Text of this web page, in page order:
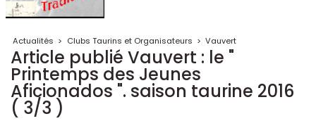
Actualités > Clubs Taurins et Organisateurs > Vauvert
Article publié Vauvert : le "
Printemps des Jeunes
Aficionados ". saison taurine 2016
( 3/3 )